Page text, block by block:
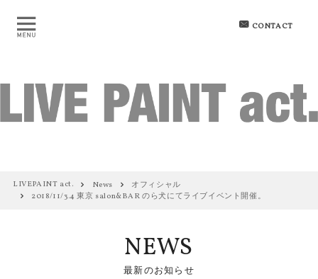
CONTACT
LIVEPAINT act. News
オフィシャル
2018/11/3.4 東京 salon&BAR のら犬にてライブイベント開催。
NEWS
最新のお知らせ